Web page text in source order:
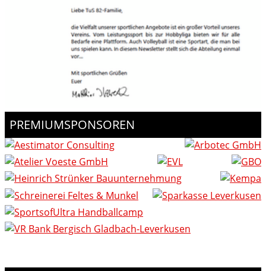
PREMIUMSPONSOREN